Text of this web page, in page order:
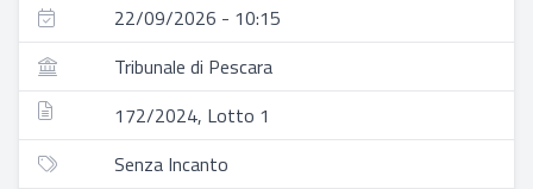
22/09/2026 - 10:15
Tribunale di Pescara
172/2024, Lotto 1
Senza Incanto